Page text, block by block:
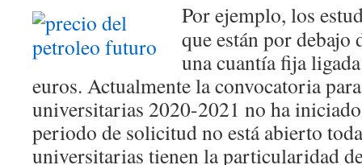
Por ejemplo, los
que están por
una cuantía fija
euros. Actualmente la convocatoria
universitarias 2020-2021 no ha
periodo de solicitud no está abierto
universitarias tienen la particularidad